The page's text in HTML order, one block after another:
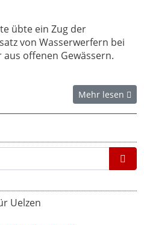
übte ein Zug der
von Wasserwerfern bei
offenen Gewässern.
Mehr lesen
Uelzen